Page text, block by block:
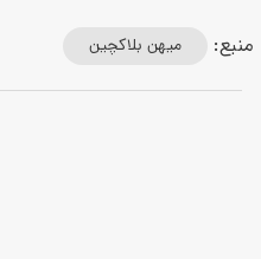
منبع: میهن بلاکچین